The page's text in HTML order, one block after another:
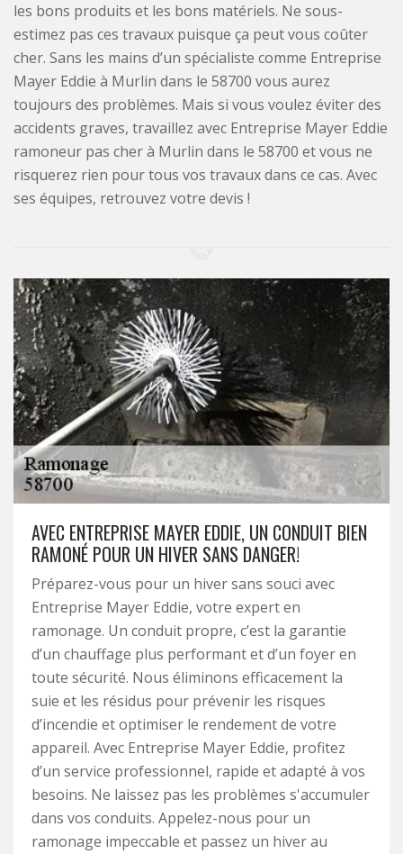
les bons produits et les bons matériels. Ne sous-
estimez pas ces travaux puisque ça peut vous coûter
cher. Sans les mains d’un spécialiste comme Entreprise
Mayer Eddie à Murlin dans le 58700 vous aurez
toujours des problèmes. Mais si vous voulez éviter des
accidents graves, travaillez avec Entreprise Mayer Eddie
ramoneur pas cher à Murlin dans le 58700 et vous ne
risquerez rien pour tous vos travaux dans ce cas. Avec
ses équipes, retrouvez votre devis !
AVEC ENTREPRISE MAYER EDDIE, UN CONDUIT BIEN
RAMONÉ POUR UN HIVER SANS DANGER!
Préparez-vous pour un hiver sans souci avec
Entreprise Mayer Eddie, votre expert en
ramonage. Un conduit propre, c’est la garantie
d’un chauffage plus performant et d’un foyer en
toute sécurité. Nous éliminons efficacement la
suie et les résidus pour prévenir les risques
d’incendie et optimiser le rendement de votre
appareil. Avec Entreprise Mayer Eddie, profitez
d’un service professionnel, rapide et adapté à vos
besoins. Ne laissez pas les problèmes s'accumuler
dans vos conduits. Appelez-nous pour un
ramonage impeccable et passez un hiver au